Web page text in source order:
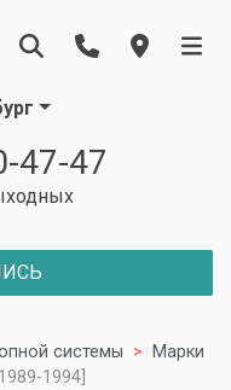
47-47
системы
Марки
1994]